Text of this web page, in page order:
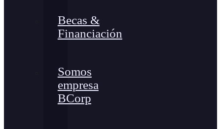
Becas &
Financiación
Somos
empresa
BCorp